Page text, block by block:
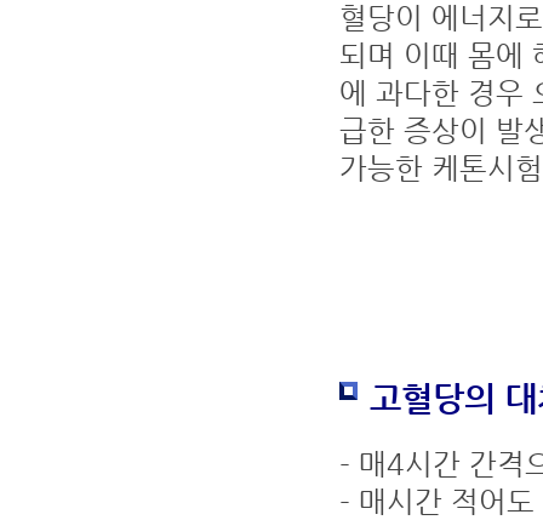
혈당이 에너지
되며 이때 몸에
에 과다한 경우
급한 증상이 발
가능한 케톤시
고혈당의
- 매4시간 간격
- 매시간 적어